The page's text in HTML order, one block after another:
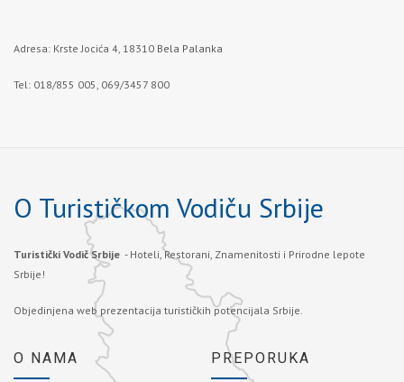
Adresa: Krste Jocića 4, 18310 Bela Palanka
Tel: 018/855 005, 069/3457 800
O Turističkom Vodiču Srbije
Turistički Vodič Srbije - Hoteli, Restorani, Znamenitosti i Prirodne lepote
Srbije!
Objedinjena web prezentacija turističkih potencijala Srbije.
O NAMA PREPORUKA